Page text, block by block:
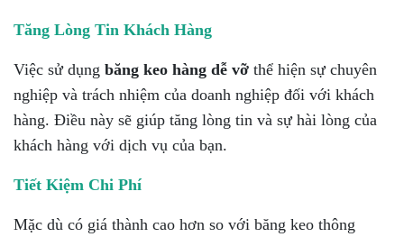
Tăng Lòng Tin Khách Hàng
Việc sử dụng băng keo hàng dễ vỡ thể hiện sự chuyên
nghiệp và trách nhiệm của doanh nghiệp đối với khách
hàng. Điều này sẽ giúp tăng lòng tin và sự hài lòng của
khách hàng với dịch vụ của bạn.
Tiết Kiệm Chi Phí
Mặc dù có giá thành cao hơn so với băng keo thông